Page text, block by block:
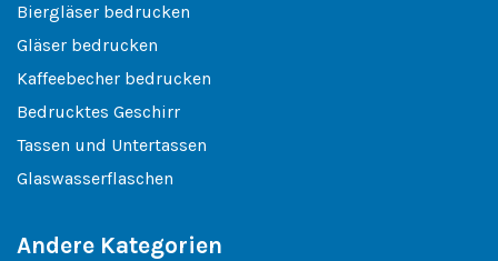
Biergläser bedrucken
Gläser bedrucken
Kaffeebecher bedrucken
Bedrucktes Geschirr
Tassen und Untertassen
Glaswasserflaschen
Andere Kategorien